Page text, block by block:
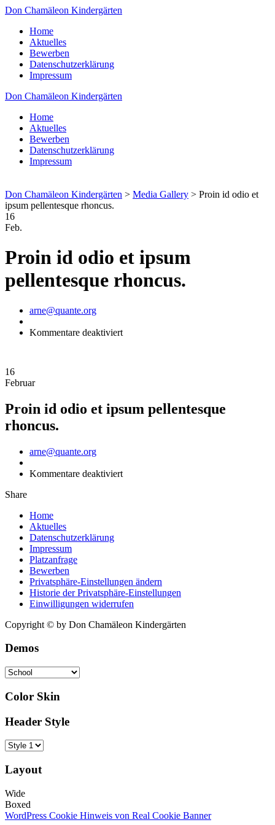
Don Chamäleon Kindergärten
Home
Aktuelles
Bewerben
Datenschutzerklärung
Impressum
Don Chamäleon Kindergärten
Home
Aktuelles
Bewerben
Datenschutzerklärung
Impressum
Don Chamäleon Kindergärten > Media Gallery > Proin id odio et
ipsum pellentesque rhoncus.
16
Feb.
Proin id odio et ipsum
pellentesque rhoncus.
Author
arne@quante.org
Kommentare deaktiviertfür
rhoncus.
16
Februar
Proin id odio et ipsum pellentesque
rhoncus.
Author
arne@quante.org
Kommentare deaktiviertfür
Share
Home
Aktuelles
Datenschutzerklärung
Impressum
Platzanfrage
Bewerben
Privatsphäre-Einstellungen ändern
Historie der Privatsphäre-Einstellungen
Einwilligungen widerrufen
Copyright © by Don Chamäleon Kindergärten
Demos
Color Skin
Header Style
Layout
Wide
Boxed
WordPress Cookie Hinweis von Real Cookie Banner